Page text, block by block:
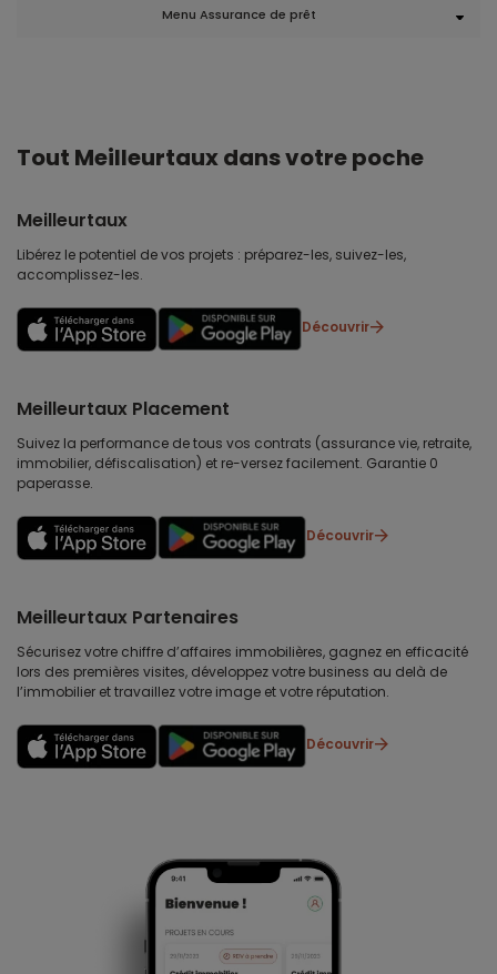
Menu Assurance de prêt
Tout Meilleurtaux dans votre poche
Meilleurtaux
Libérez le potentiel de vos projets : préparez-les, suivez-les,
accomplissez-les.
Découvrir
Meilleurtaux Placement
Suivez la performance de tous vos contrats (assurance vie, retraite,
immobilier, défiscalisation) et re-versez facilement. Garantie 0
paperasse.
Découvrir
Meilleurtaux Partenaires
Sécurisez votre chiffre d’affaires immobilières, gagnez en efficacité
lors des premières visites, développez votre business au delà de
l’immobilier et travaillez votre image et votre réputation.
Découvrir